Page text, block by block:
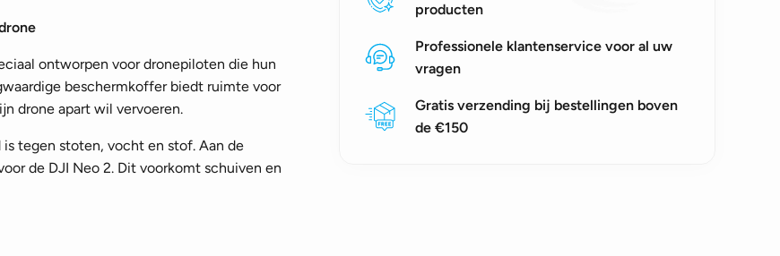
ontworpen voor dronepiloten die hun
beschermkoffer biedt ruimte voor
drone apart wil vervoeren.
tegen stoten, vocht en stof. Aan de
de DJI Neo 2. Dit voorkomt schuiven en
producten
Professionele klantenservice voor al uw
vragen
Gratis verzending bij bestellingen boven
de €150